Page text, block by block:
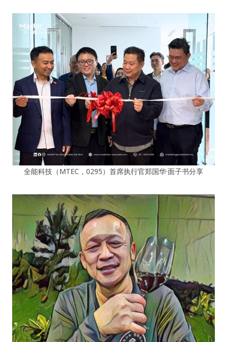
全能科技（MTEC，0295）首席执行官郑国华·面子书分享